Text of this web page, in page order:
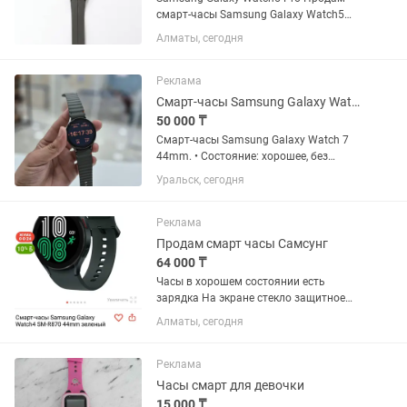
смарт-часы Samsung Galaxy Watch5
Pro (45мм, титан). Полная
комплектация: коробка, зарядное
сапфировое стекло, датчики ЧСС/
ЭКГ/BIA,...
Алматы, сегодня
Реклама
Смарт-часы Samsung Galaxy Watch 7 44mm.
50 000 ₸
Смарт-часы Samsung Galaxy Watch 7
44mm. • Состояние: хорошее, без
ремонта • В комплекте: коробка и
зарядное устройство • Цвет: зелёный,
AMOLED, защищен сапфировым...
Уральск, сегодня
Реклама
Продам смарт часы Самсунг
64 000 ₸
Часы в хорошем состоянии есть
зарядка На экране стекло защитное
Работают отлично все функции есть
сообщение Календарь пульс покупали
Лежат без дело
Алматы, сегодня
Реклама
Часы смарт для девочки